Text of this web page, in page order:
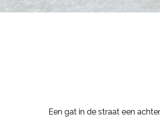
Een gat in de straat een